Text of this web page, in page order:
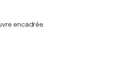
encadrée.